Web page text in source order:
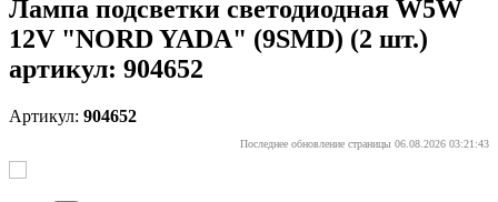
Лампа подсветки светодиодная W5W
12V "NORD YADA" (9SMD) (2 шт.)
артикул: 904652
Артикул: 904652
Последнее обновление страницы 06.08.2026 03:21:43